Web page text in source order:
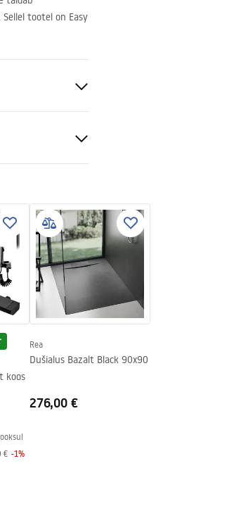
tootel on Easy
koos
€ -1%
Rea
Dušialus Bazalt Black 90x90
276,00 €